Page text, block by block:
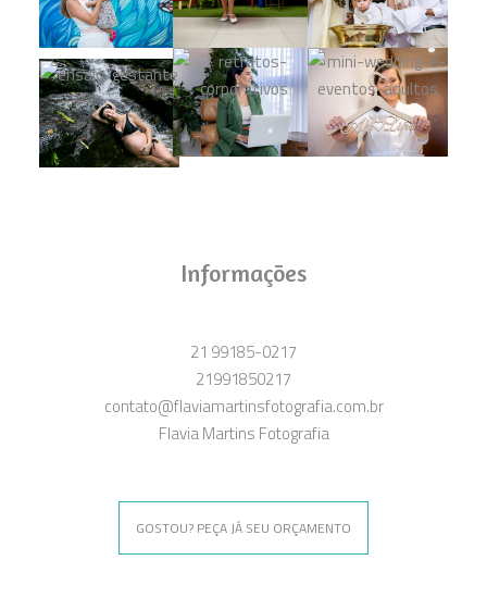
Informações
21 99185-0217
21991850217
contato@flaviamartinsfotografia.com.br
Flavia Martins Fotografia
GOSTOU? PEÇA JÁ SEU ORÇAMENTO